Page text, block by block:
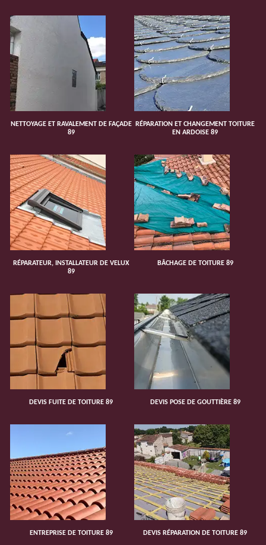
NETTOYAGE ET RAVALEMENT DE FAÇADE
89
RÉPARATION ET CHANGEMENT TOITURE
EN ARDOISE 89
RÉPARATEUR, INSTALLATEUR DE VELUX
89
BÂCHAGE DE TOITURE 89
DEVIS FUITE DE TOITURE 89 DEVIS POSE DE GOUTTIÈRE 89
ENTREPRISE DE TOITURE 89 DEVIS RÉPARATION DE TOITURE 89